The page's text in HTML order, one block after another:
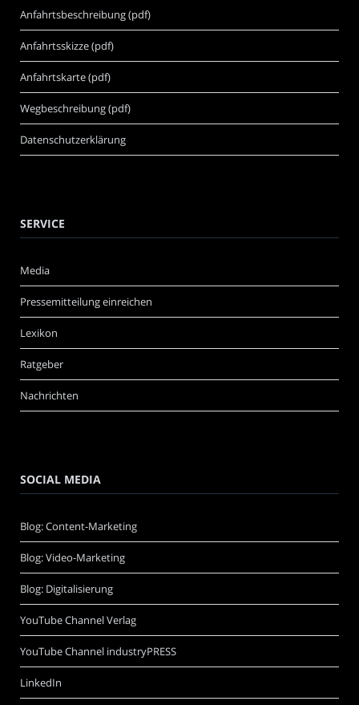
Anfahrtsbeschreibung (pdf)
Anfahrtsskizze (pdf)
Anfahrtskarte (pdf)
Wegbeschreibung (pdf)
Datenschutzerklärung
SERVICE
Media
Pressemitteilung einreichen
Lexikon
Ratgeber
Nachrichten
SOCIAL MEDIA
Blog: Content-Marketing
Blog: Video-Marketing
Blog: Digitalisierung
YouTube Channel Verlag
YouTube Channel industryPRESS
LinkedIn